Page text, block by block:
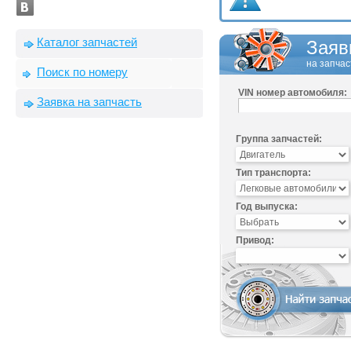
Каталог запчастей
Поиск по номеру
Заявка на запчасть
на
VIN номер автомобиля:
Группа запчастей:
Тип транспорта:
Год выпуска:
Привод: